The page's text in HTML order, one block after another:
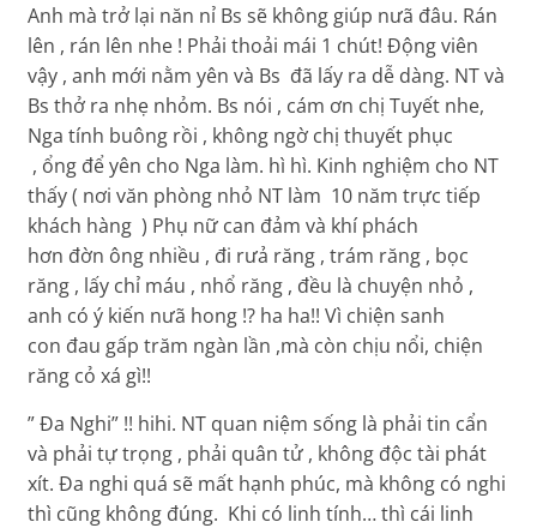
Anh mà trở lại năn nỉ Bs sẽ không giúp nưã đâu. Rán
lên , rán lên nhe ! Phải thoải mái 1 chút! Động viên
vậy , anh mới nằm yên và Bs đã lấy ra dễ dàng. NT và
Bs thở ra nhẹ nhỏm. Bs nói , cám ơn chị Tuyết nhe,
Nga tính buông rồi , không ngờ chị thuyết phục
, ổng để yên cho Nga làm. hì hì. Kinh nghiệm cho NT
thấy ( nơi văn phòng nhỏ NT làm 10 năm trực tiếp
khách hàng ) Phụ nữ can đảm và khí phách
hơn đờn ông nhiều , đi rưả răng , trám răng , bọc
răng , lấy chỉ máu , nhổ răng , đều là chuyện nhỏ ,
anh có ý kiến nưã hong !? ha ha!! Vì chiện sanh
con đau gấp trăm ngàn lần ,mà còn chịu nổi, chiện
răng cỏ xá gì!!
” Đa Nghi” !! hihi. NT quan niệm sống là phải tin cẩn
và phải tự trọng , phải quân tử , không độc tài phát
xít. Đa nghi quá sẽ mất hạnh phúc, mà không có nghi
thì cũng không đúng. Khi có linh tính… thì cái linh